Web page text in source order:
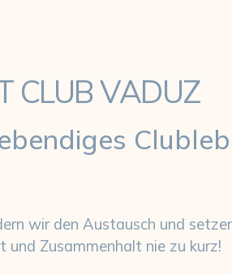
CLUB VADUZ
wir den Austausch und
und Zusammenhalt nie zu kurz!